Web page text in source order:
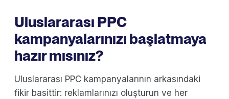
Uluslararası PPC
kampanyalarınızı başlatmaya
hazır mısınız?
Uluslararası PPC kampanyalarının arkasındaki
fikir basittir: reklamlarınızı oluşturun ve her